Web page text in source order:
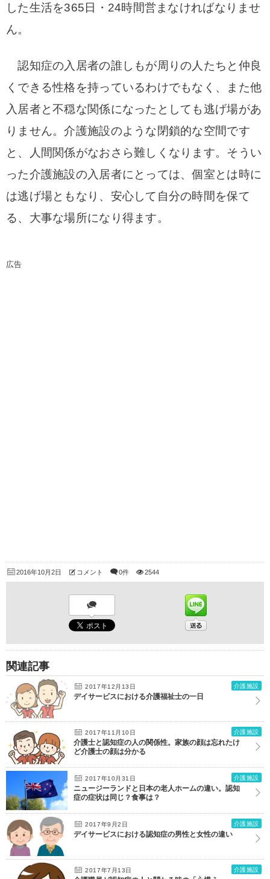
した生活を365日・24時間営まなければなりませ
ん。
認知症の入居者の誰しもが周りの人たちと仲良
くできる性格を持っているわけでもなく、また他
入居者と不穏な関係になったとしても逃げ場があ
りません。介護施設のような閉鎖的な空間です
と、人間関係がなおさら難しくなります。そうい
った介護施設の入居者にとっては、個室とは時に
は逃げ場ともなり、安心して自分の時間を保て
る、大事な場所になり得ます。
広告
2016年10月2日 コメント 0件 2544
関連記事
2017年12月13日 介護施設
デイサービスにおける介護福祉士の一日
2017年11月10日 介護施設
介護士と認知症の人の関係性。家族の顔は忘れたけ
ど介護士の顔は分かる
2017年10月31日 介護施設
ニュージーランドと日本の老人ホームの違い。認知
症の症状は同じ？食事は？
2017年9月2日 介護施設
デイサービスにおける認知症の男性と女性の違い
2017年7月13日 介護施設